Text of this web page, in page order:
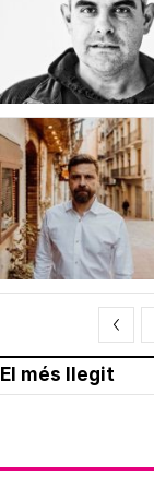
El més llegit